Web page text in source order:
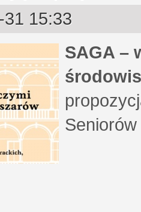
15:33
SAGA –